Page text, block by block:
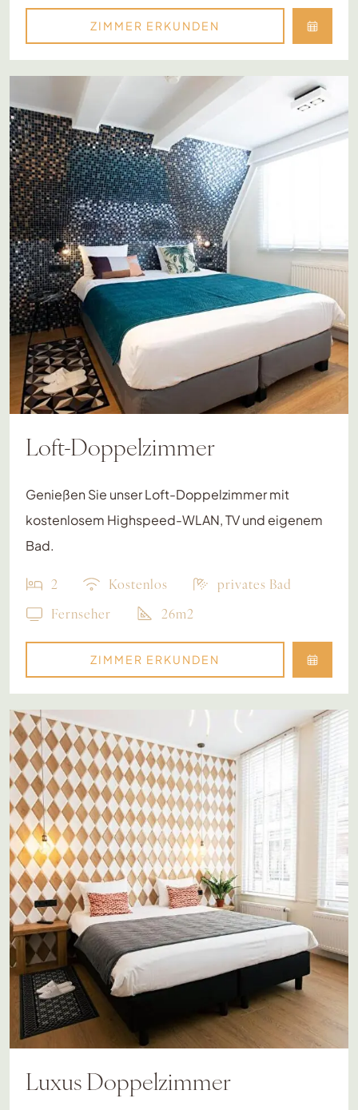
ZIMMER ERKUNDEN
Loft-Doppelzimmer
Genießen Sie unser Loft-Doppelzimmer mit
kostenlosem Highspeed-WLAN, TV und eigenem
Bad.
2 Kostenlos
privates Bad
Fernseher
26m2
ZIMMER ERKUNDEN
Luxus Doppelzimmer